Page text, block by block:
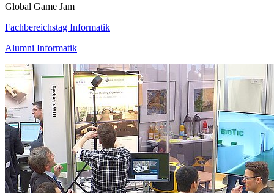
Global Game Jam
Fachbereichstag Informatik
Alumni Informatik